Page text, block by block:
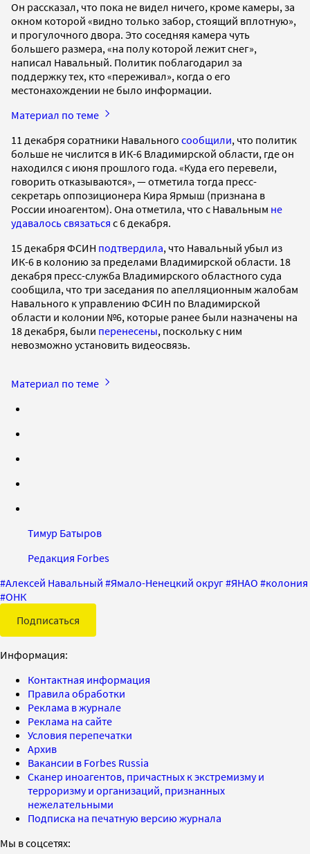
Он рассказал, что пока не видел ничего, кроме камеры, за
окном которой «видно только забор, стоящий вплотную»,
и прогулочного двора. Это соседняя камера чуть
большего размера, «на полу которой лежит снег»,
написал Навальный. Политик поблагодарил за
поддержку тех, кто «переживал», когда о его
местонахождении не было информации.
Материал по теме
11 декабря соратники Навального сообщили, что политик
больше не числится в ИК-6 Владимирской области, где он
находился с июня прошлого года. «Куда его перевели,
говорить отказываются», — отметила тогда пресс-
секретарь оппозиционера Кира Ярмыш (признана в
России иноагентом). Она отметила, что с Навальным не
удавалось связаться с 6 декабря.
15 декабря ФСИН подтвердила, что Навальный убыл из
ИК-6 в колонию за пределами Владимирской области. 18
декабря пресс-служба Владимирского областного суда
сообщила, что три заседания по апелляционным жалобам
Навального к управлению ФСИН по Владимирской
области и колонии №6, которые ранее были назначены на
18 декабря, были перенесены, поскольку с ним
невозможно установить видеосвязь.
Материал по теме
Тимур Батыров
Редакция Forbes
#Алексей Навальный #Ямало-Ненецкий округ#ЯНАО #колония
#ОНК
Подписаться
Информация:
Контактная информация
Правила обработки
Реклама в журнале
Реклама на сайте
Условия перепечатки
Архив
Вакансии в Forbes Russia
Сканер иноагентов, причастных к экстремизму и
терроризму и организаций, признанных
нежелательными
Подписка на печатную версию журнала
Мы в соцсетях: